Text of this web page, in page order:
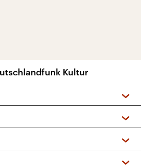
Kultur
Podcasts
Kinderprogramm
+ DAB+)